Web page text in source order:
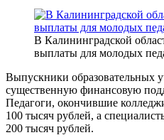
В Калининградской
выплаты для молодых
Выпускники образовательных
существенную финансовую
Педагоги, окончившие
100 тысяч рублей, а
200 тысяч рублей.